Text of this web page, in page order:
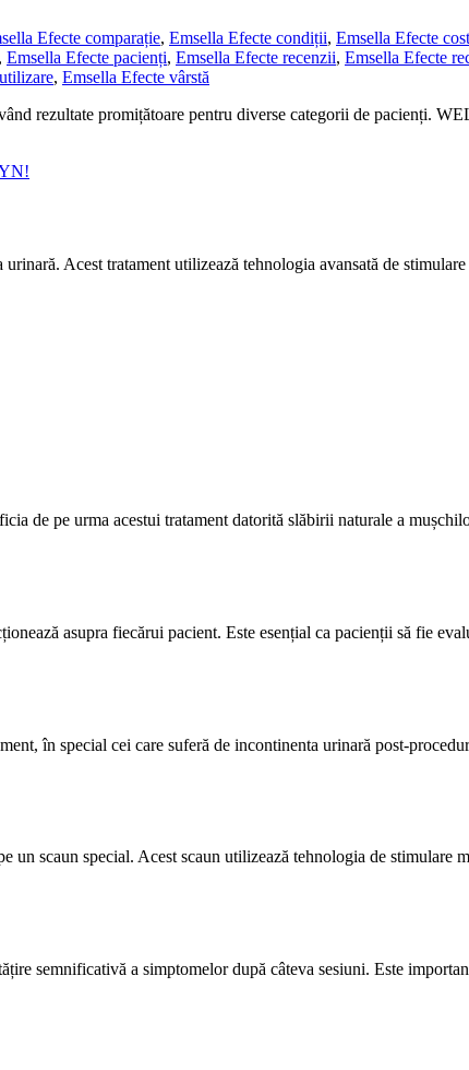
Efecte comparație, Emsella Efecte condiții, Emsella Efecte cost
, Emsella Efecte pacienți, Emsella Efecte recenzii, Emsella Efecte
, Emsella Efecte vârstă
rezultate promițătoare pentru diverse categorii de pacienți.
Acest tratament utilizează tehnologia avansată de
de pe urma acestui tratament datorită slăbirii naturale a
asupra fiecărui pacient. Este esențial ca pacienții să fie
în special cei care suferă de incontinenta urinară post-
un scaun special. Acest scaun utilizează tehnologia de stimulare
semnificativă a simptomelor după câteva sesiuni. Este